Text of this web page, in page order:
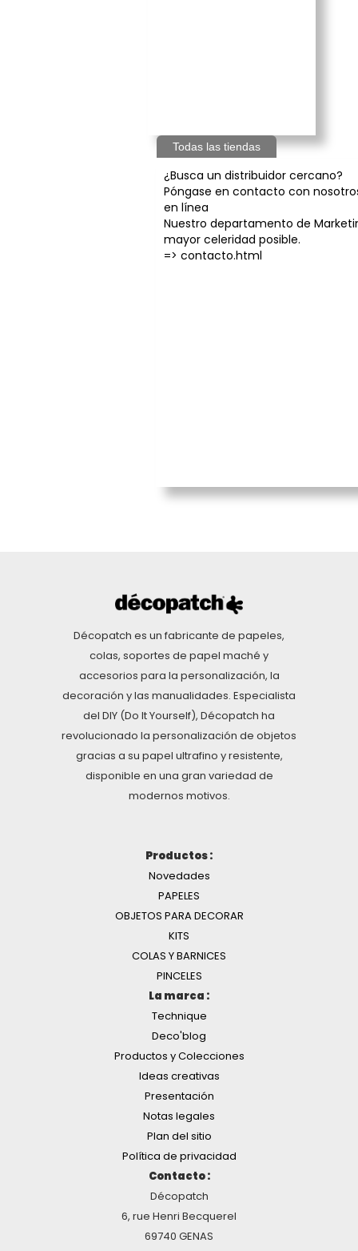
Todas las tiendas
¿Busca un distribuidor cercano?
Póngase en contacto con
en línea
Nuestro departamento de
mayor celeridad posible.
=> contacto.html
Décopatch es un fabricante de papeles,
colas, soportes de papel maché y
accesorios para la personalización, la
decoración y las manualidades. Especialista
del DIY (Do It Yourself), Décopatch ha
revolucionado la personalización de objetos
gracias a su papel ultrafino y resistente,
disponible en una gran variedad de
modernos motivos.
Productos :
Novedades
PAPELES
OBJETOS PARA DECORAR
KITS
COLAS Y BARNICES
PINCELES
La marca :
Technique
Deco'blog
Productos y Colecciones
Ideas creativas
Presentación
Notas legales
Plan del sitio
Política de privacidad
Contacto :
Décopatch
6, rue Henri Becquerel
69740 GENAS